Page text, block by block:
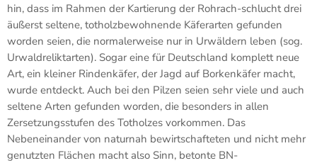
hin, dass im Rahmen der Kartierung der Rohrach-schlucht drei
äußerst seltene, totholzbewohnende Käferarten gefunden
worden seien, die normalerweise nur in Urwäldern leben (sog.
Urwaldreliktarten). Sogar eine für Deutschland komplett neue
Art, ein kleiner Rindenkäfer, der Jagd auf Borkenkäfer macht,
wurde entdeckt. Auch bei den Pilzen seien sehr viele und auch
seltene Arten gefunden worden, die besonders in allen
Zersetzungsstufen des Totholzes vorkommen. Das
Nebeneinander von naturnah bewirtschafteten und nicht mehr
genutzten Flächen macht also Sinn, betonte BN-